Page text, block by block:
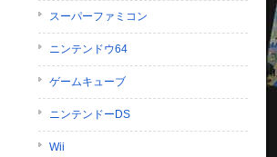
スーパーファミコン
ニンテンドウ64
ゲームキューブ
ニンテンドーDS
Wii